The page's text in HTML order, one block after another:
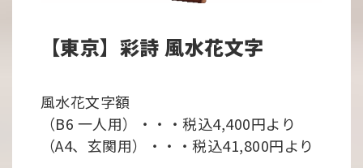
【東京】彩詩 風水花文字
風水花文字額
（B6 一人用）・・・税込4,400円より
（A4、玄関用）・・・税込41,800円より